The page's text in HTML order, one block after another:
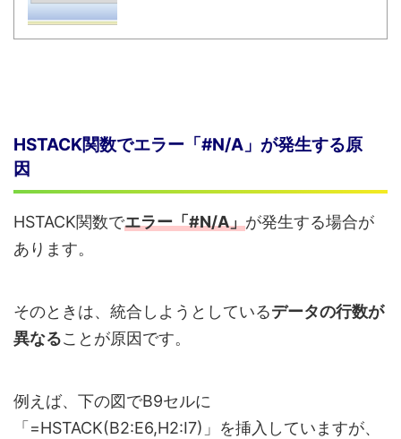
HSTACK関数でエラー「#N/A」が発生する原
因
HSTACK関数でエラー「#N/A」が発生する場合が
あります。
そのときは、統合しようとしているデータの行数が
異なることが原因です。
例えば、下の図でB9セルに
「=HSTACK(B2:E6,H2:I7)」を挿入していますが、